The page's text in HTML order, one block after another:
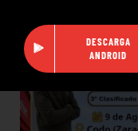
DESCARGA
ANDROID